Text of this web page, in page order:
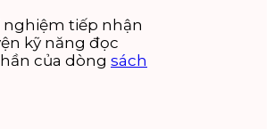
tiếp nhận
kỹ năng đọc
của dòng sách